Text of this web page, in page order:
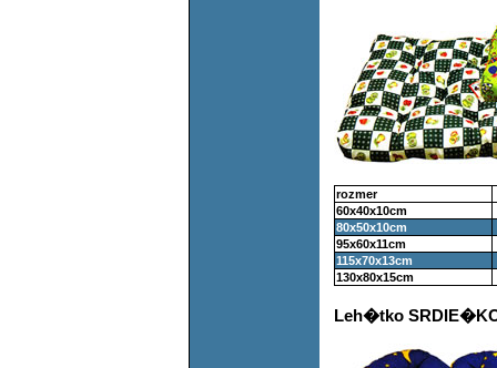
rozmer
60x40x10cm
80x50x10cm
95x60x11cm
115x70x13cm
130x80x15cm
Leh�tko